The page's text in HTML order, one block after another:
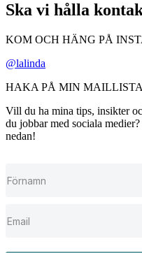
Ska vi hålla
KOM OCH HÄNG PÅ
@lalinda
HAKA PÅ MIN MAILLISTA
Vill du ha mina tips, insikter
du jobbar med sociala
nedan!